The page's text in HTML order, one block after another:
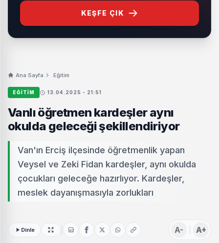
KEŞFE ÇIK
Ana Sayfa Eğitim
EĞITIM 13.04.2025 - 21:51
Vanlı öğretmen kardeşler aynı
okulda geleceği şekillendiriyor
Van'ın Erciş ilçesinde öğretmenlik yapan
Veysel ve Zeki Fidan kardeşler, aynı okulda
çocukları geleceğe hazırlıyor. Kardeşler,
meslek dayanışmasıyla zorlukları
Dinle A- A+